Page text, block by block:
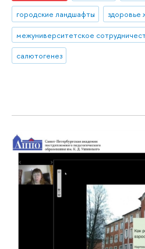
городские ландшафты
здоровье
межуниверситетское
салютогенез